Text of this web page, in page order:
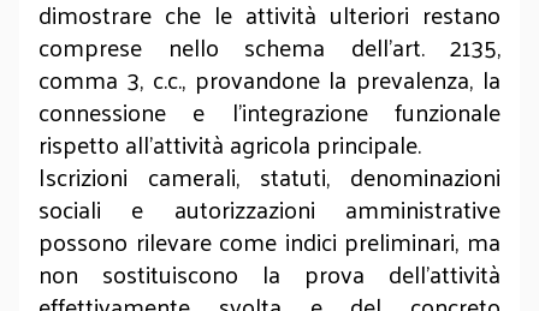
dimostrare che le attività ulteriori restano
comprese nello schema dell’art. 2135,
comma 3, c.c., provandone la prevalenza, la
connessione e l’integrazione funzionale
rispetto all’attività agricola principale.
Iscrizioni camerali, statuti, denominazioni
sociali e autorizzazioni amministrative
possono rilevare come indici preliminari, ma
non sostituiscono la prova dell’attività